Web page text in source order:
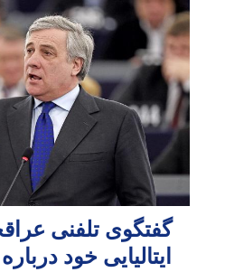
گفتگوی تلفنی
ایتالیایی خود